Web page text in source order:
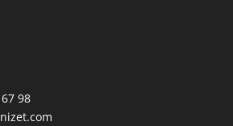
98